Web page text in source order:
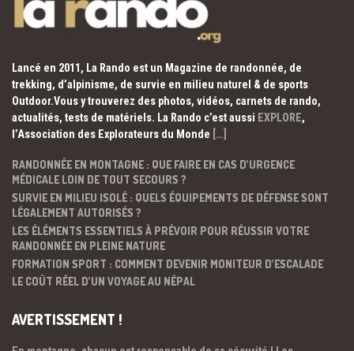
Lancé en 2011, La Rando est un Magazine de randonnée, de
trekking, d’alpinisme, de survie en milieu naturel & de sports
Outdoor.Vous y trouverez des photos, vidéos, carnets de rando,
actualités, tests de matériels. La Rando c’est aussi EXPLORE,
l’Association des Explorateurs du Monde […]
RANDONNÉE EN MONTAGNE : QUE FAIRE EN CAS D’URGENCE
MÉDICALE LOIN DE TOUT SECOURS ?
SURVIE EN MILIEU ISOLÉ : QUELS ÉQUIPEMENTS DE DÉFENSE SONT
LÉGALEMENT AUTORISÉS ?
LES ÉLÉMENTS ESSENTIELS À PRÉVOIR POUR RÉUSSIR VOTRE
RANDONNÉE EN PLEINE NATURE
FORMATION SPORT : COMMENT DEVENIR MONITEUR D’ESCALADE
LE COÛT RÉEL D’UN VOYAGE AU NÉPAL
AVERTISSEMENT !